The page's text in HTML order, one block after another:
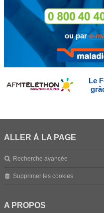
ou pare-
Le
ALLER À LA PAGE
Recherche avancée
Supprimer les cookies
A PROPOS